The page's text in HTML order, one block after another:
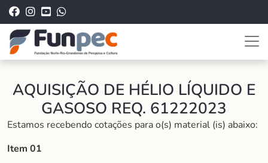
AQUISIÇÃO DE HÉLIO LÍQUIDO E
GASOSO REQ. 61222023
Estamos recebendo cotações para o(s) material (is) abaixo:
Item 01